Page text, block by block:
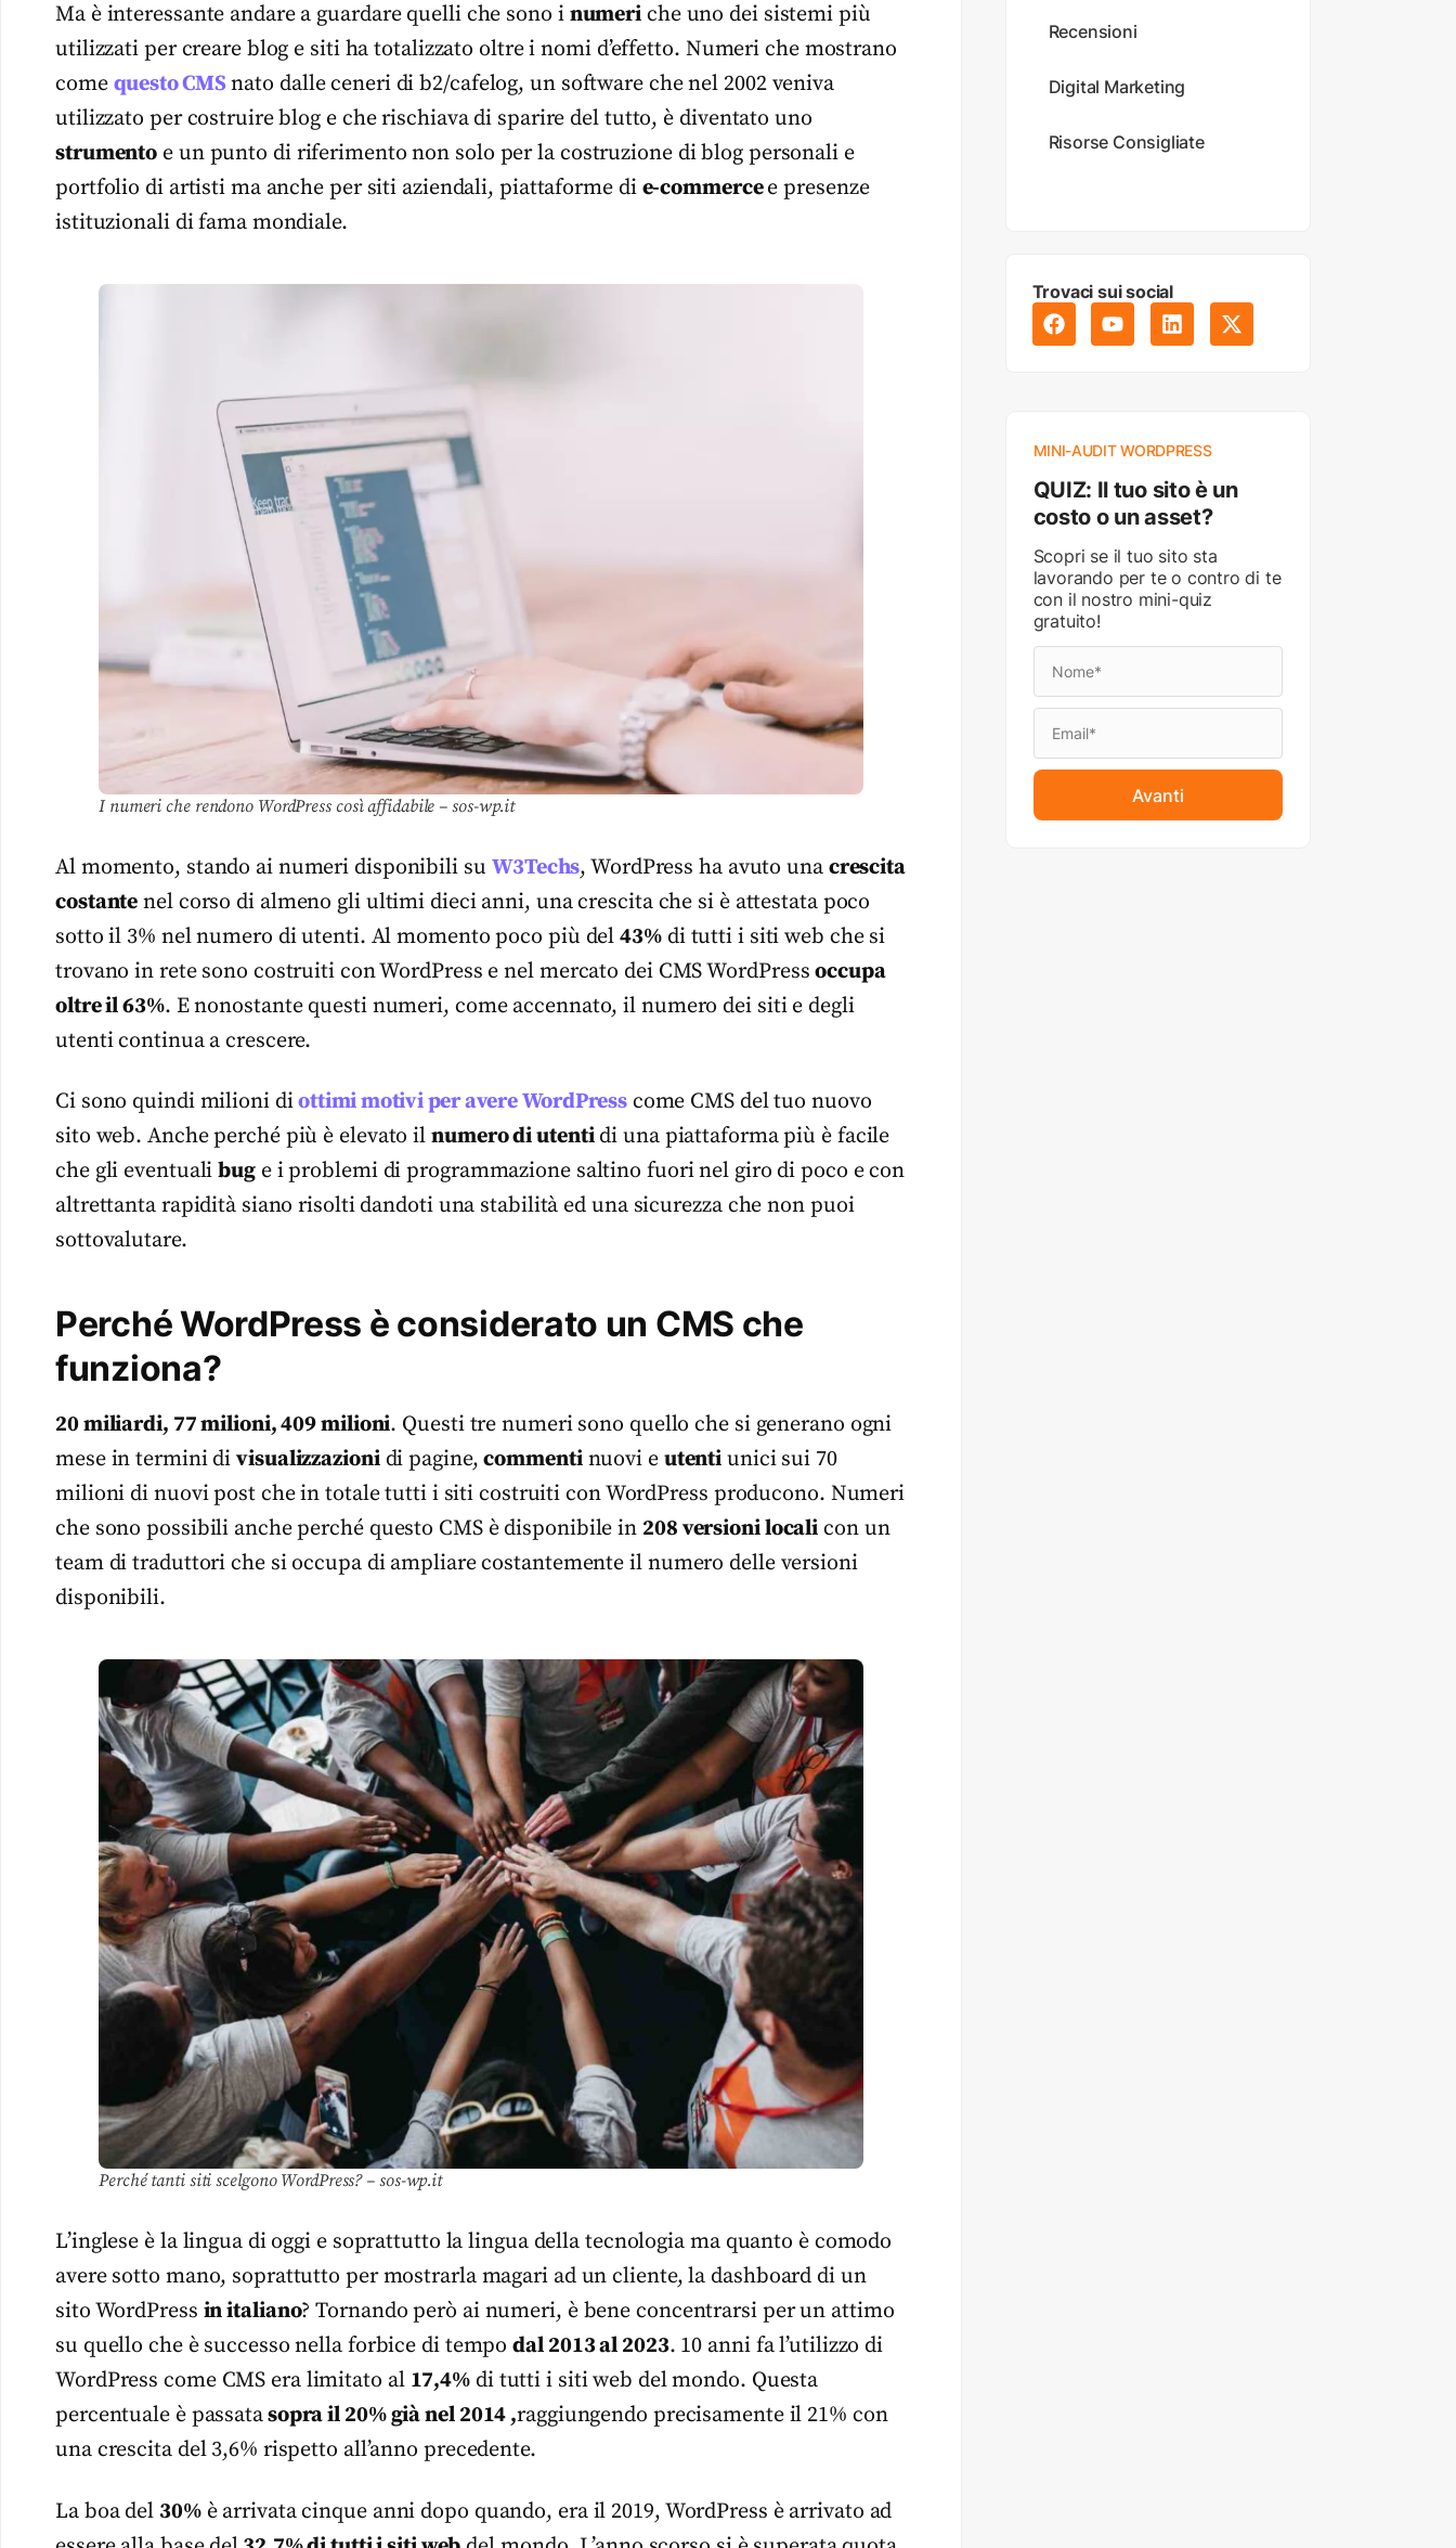
Ma è interessante andare a guardare quelli che sono i numeri che uno dei sistemi più
utilizzati per creare blog e siti ha totalizzato oltre i nomi d’effetto. Numeri che mostrano
come questo CMSnato dalle ceneri di b2/cafelog, un software che nel 2002 veniva
utilizzato per costruire blog e che rischiava di sparire del tutto, è diventato uno
strumento e un punto di riferimento non solo per la costruzione di blog personali e
portfolio di artisti ma anche per siti aziendali, piattaforme di e-commercee presenze
istituzionali di fama mondiale.
I numeri che rendono WordPress così affidabile – sos-wp.it
Al momento, stando ai numeri disponibili su W3Techs, WordPress ha avuto una crescita
costante nel corso di almeno gli ultimi dieci anni, una crescita che si è attestata poco
sotto il 3% nel numero di utenti. Al momento poco più del43%di tutti i siti web che si
trovano in rete sono costruiti con WordPress e nel mercato dei CMS WordPressoccupa
oltre il 63%. E nonostante questi numeri, come accennato, il numero dei siti e degli
utenti continua a crescere.
Ci sono quindi milioni diottimi motivi per avere WordPresscome CMS del tuo nuovo
sito web. Anche perché più è elevato il numero di utentidi una piattaforma più è facile
che gli eventualibuge i problemi di programmazione saltino fuori nel giro di poco e con
altrettanta rapidità siano risolti dandoti una stabilità ed una sicurezza che non puoi
sottovalutare.
Perché WordPress è considerato un CMS che
funziona?
20 miliardi, 77 milioni, 409 milioni. Questi tre numeri sono quello che si generano ogni
mese in termini divisualizzazionidi pagine,commentinuovi e utenti unici sui 70
milioni di nuovi post che in totale tutti i siti costruiti con WordPress producono. Numeri
che sono possibili anche perché questo CMS è disponibile in 208 versioni locali con un
team di traduttori che si occupa di ampliare costantemente il numero delle versioni
disponibili.
Perché tanti siti scelgono WordPress? – sos-wp.it
L’inglese è la lingua di oggi e soprattutto la lingua della tecnologia ma quanto è comodo
avere sotto mano, soprattutto per mostrarla magari ad un cliente, la dashboard di un
sito WordPress in italiano? Tornando però ai numeri, è bene concentrarsi per un attimo
su quello che è successo nella forbice di tempodal 2013 al 2023. 10 anni fa l’utilizzo di
WordPress come CMS era limitato al 17,4% di tutti i siti web del mondo. Questa
percentuale è passatasopra il 20% già nel 2014 ,raggiungendo precisamente il 21% con
una crescita del 3,6% rispetto all’anno precedente.
La boa del 30%è arrivata cinque anni dopo quando, era il 2019, WordPress è arrivato ad
Recensioni
Digital Marketing
Risorse Consigliate
Trovaci sui social
MINI-AUDIT WORDPRESS
QUIZ: Il tuo sito è un
costo o un asset?
Scopri se il tuo sito sta
lavorando per te o contro di te
con il nostro mini-quiz
gratuito!
Avanti